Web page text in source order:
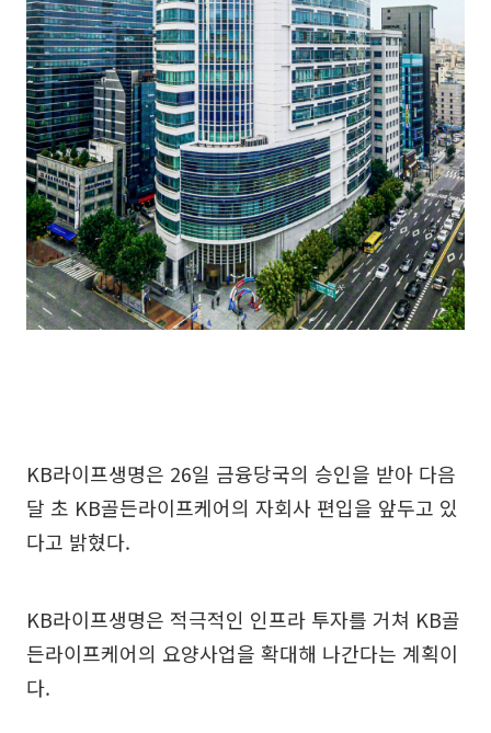
KB라이프생명은 26일 금융당국의 승인을 받아 다음
달 초 KB골든라이프케어의 자회사 편입을 앞두고 있
다고 밝혔다.
KB라이프생명은 적극적인 인프라 투자를 거쳐 KB골
든라이프케어의 요양사업을 확대해 나간다는 계획이
다.